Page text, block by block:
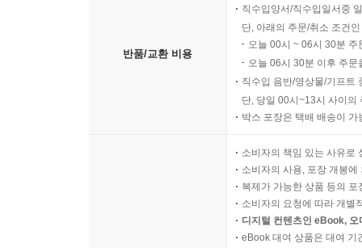
반품/교환 비용
직수입양서/직수입일서중
단, 아래의 주문/취소 조건
오늘 00시 ~ 06시 30분
오늘 06시 30분 이후 주
직수입 음반/영상물/기프트
단, 당일 00시~13시 사이의
박스 포장은 택배 배송이
소비자의 책임 있는 사유로
소비자의 사용, 포장 개봉
복제가 가능한 상품 등의
소비자의 요청에 따라 개별
디지털 컨텐츠인 eBook,
eBook 대여 상품은 대여 기